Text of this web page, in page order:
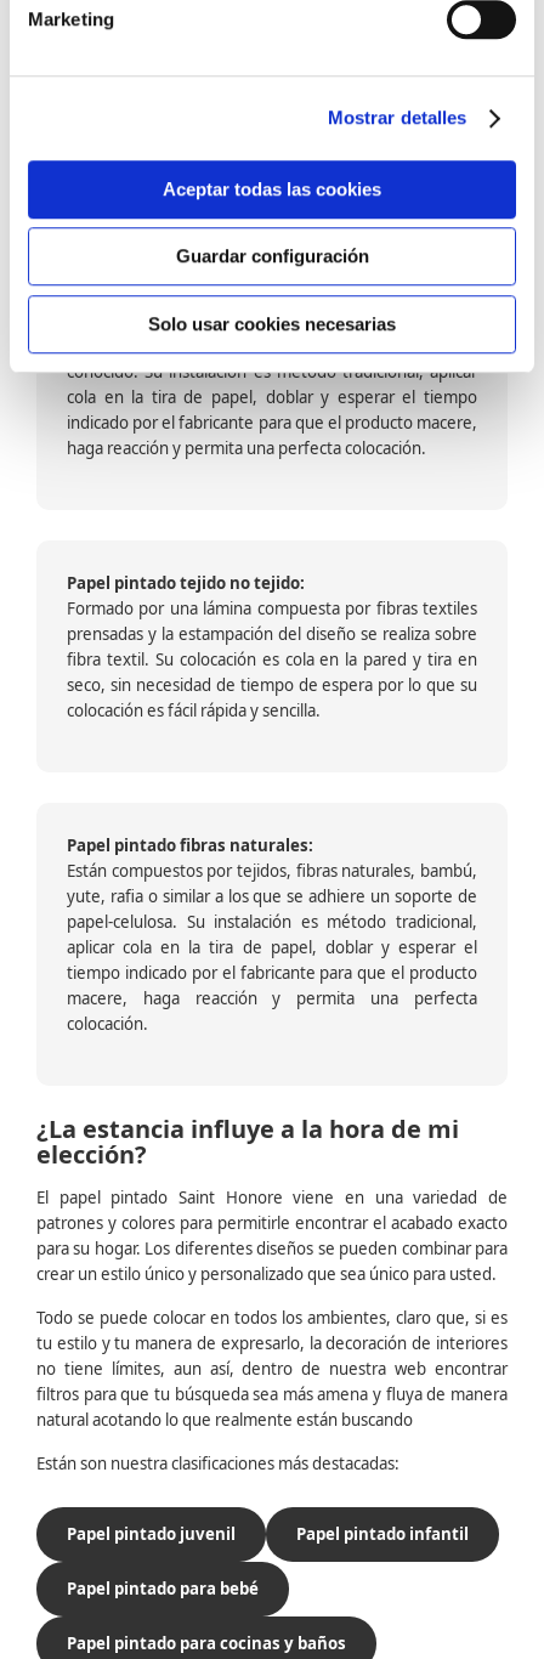
Marketing
Mostrar detalles
Aceptar todas las cookies
Guardar configuración
Solo usar cookies necesarias
barniz multiadherente en base agua. En zonas de
fuegos, se recomienda proteger con placas, silestone,
dado que el frotar en exceso dañaría el papel. Su
colocación es cola en la pared y tira en seco, sin
colocación es fácil rápida y sencilla.
Papel pintado calidad papel:
Formado por una capa de papel sobre un soporte de
conocido. Su instalación es método tradicional, aplicar
cola en la tira de papel, doblar y esperar el tiempo
indicado por el fabricante para que el producto macere,
haga reacción y permita una perfecta colocación.
Papel pintado tejido no tejido:
Formado por una lámina compuesta por fibras textiles
prensadas y la estampación del diseño se realiza sobre
fibra textil. Su colocación es cola en la pared y tira en
seco, sin necesidad de tiempo de espera por lo que su
colocación es fácil rápida y sencilla.
Papel pintado fibras naturales:
Están compuestos por tejidos, fibras naturales, bambú,
yute, rafia o similar a los que se adhiere un soporte de
papel-celulosa. Su instalación es método tradicional,
aplicar cola en la tira de papel, doblar y esperar el
tiempo indicado por el fabricante para que el producto
macere, haga reacción y permita una perfecta
colocación.
¿La estancia influye a la hora de mi
elección?
El papel pintado Saint Honore viene en una variedad de
patrones y colores para permitirle encontrar el acabado exacto
para su hogar. Los diferentes diseños se pueden combinar para
crear un estilo único y personalizado que sea único para usted.
Todo se puede colocar en todos los ambientes, claro que, si es
tu estilo y tu manera de expresarlo, la decoración de interiores
no tiene límites, aun así, dentro de nuestra web encontrar
filtros para que tu búsqueda sea más amena y fluya de manera
natural acotando lo que realmente están buscando
Están son nuestra clasificaciones más destacadas:
Papel pintado juvenil Papel pintado infantil
Papel pintado para bebé
Papel pintado para cocinas y baños